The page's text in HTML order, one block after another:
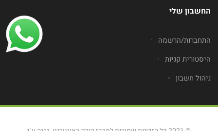
החשבון שלי
התחברות/הרשמה
היסטורית קניות
ניהול חשבון